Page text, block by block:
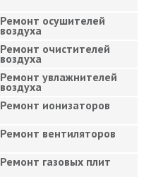
Ремонт осушителей
воздуха
Ремонт очистителей
воздуха
Ремонт увлажнителей
воздуха
Ремонт ионизаторов
Ремонт вентиляторов
Ремонт газовых плит